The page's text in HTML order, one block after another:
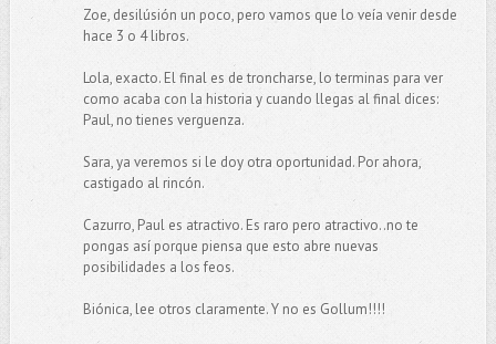
Zoe, desilúsión un poco, pero vamos que lo veía venir desde
hace 3 o 4 libros.
Lola, exacto. El final es de troncharse, lo terminas para ver
como acaba con la historia y cuando llegas al final dices:
Paul, no tienes verguenza.
Sara, ya veremos si le doy otra oportunidad. Por ahora,
castigado al rincón.
Cazurro, Paul es atractivo. Es raro pero atractivo..no te
pongas así porque piensa que esto abre nuevas
posibilidades a los feos.
Biónica, lee otros claramente. Y no es Gollum!!!!